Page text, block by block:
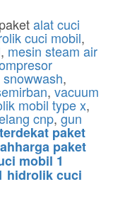
alat cuci
cuci mobil,
, mesin steam air
,
, vacuum
mobil type x,
cnp,gun
paket
paket
mobil 1
hidrolik cuci